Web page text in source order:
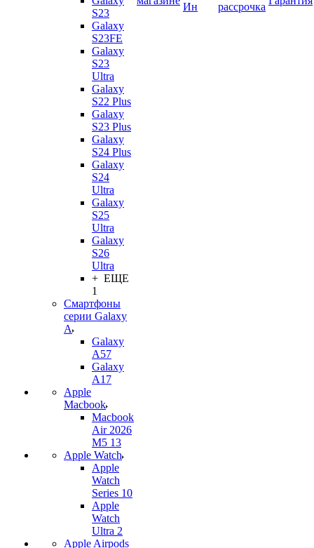
S23
Galaxy
S23FE
Galaxy
S23
Ultra
Galaxy
S22 Plus
Galaxy
S23 Plus
Galaxy
S24 Plus
Galaxy
S24
Ultra
Galaxy
S25
Ultra
Galaxy
S26
Ultra
+ ЕЩЕ
1
Смартфоны
серии Galaxy
A
Galaxy
A57
Galaxy
A17
Apple
Macbook
Macbook
Air 2026
M5 13
Apple Watch
Apple
Watch
Series 10
Apple
Watch
Ultra 2
Apple Airpods
Ин
рассрочка